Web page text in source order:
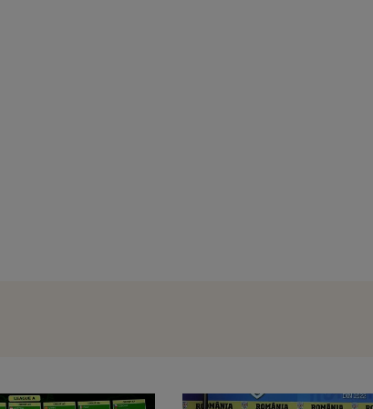
Scrimă: Echipa masculină a